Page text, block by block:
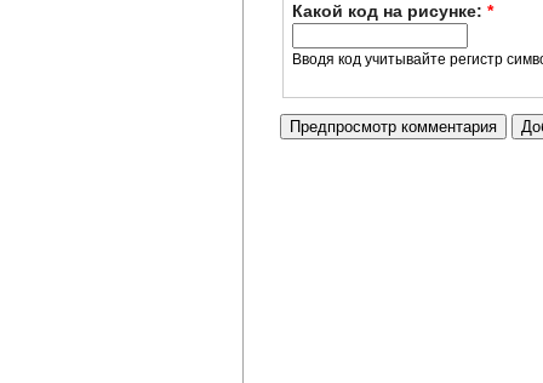
Какой код на рисунке: *
Вводя код учитывайте регистр